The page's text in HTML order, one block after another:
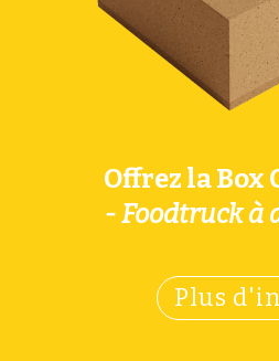
Offrez la Box
- Foodtruck à
Plus